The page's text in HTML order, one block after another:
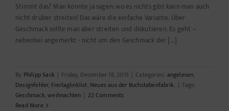
Stimmt das? Man könnte ja sagen: wo es nichts gibt kann man auch
nicht drüber streiten! Das wäre die einfache Variante. Über
Geschmack sollte man aber streiten und diskutieren. Es geht –
nebenbei angemerkt - nicht um den Geschmack der [...]
By Philipp Sack | Friday, December 18, 2015 | Categories: angelesen,
Designfehler, Freitaglinklist, Neues aus der Buchstabenfabrik. | Tags:
Geschmack,weihnachten | 22 Comments
Read More